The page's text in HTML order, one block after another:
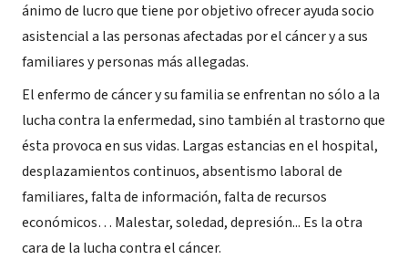
ánimo de lucro que tiene por objetivo ofrecer ayuda socio
asistencial a las personas afectadas por el cáncer y a sus
familiares y personas más allegadas.
El enfermo de cáncer y su familia se enfrentan no sólo a la
lucha contra la enfermedad, sino también al trastorno que
ésta provoca en sus vidas. Largas estancias en el hospital,
desplazamientos continuos, absentismo laboral de
familiares, falta de información, falta de recursos
económicos… Malestar, soledad, depresión... Es la otra
cara de la lucha contra el cáncer.